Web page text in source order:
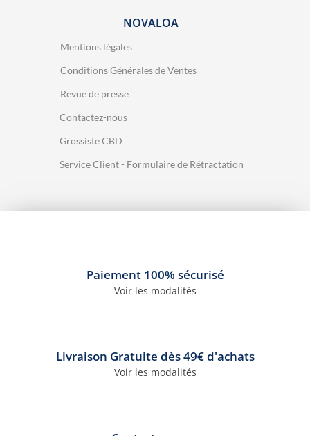
4 avis
NOVALOA
Mentions légales
Conditions Générales de Ventes
Revue de presse
Contactez-nous
Grossiste CBD
Service Client - Formulaire de Rétractation
Paiement 100% sécurisé
Voir les modalités
Livraison Gratuite dès 49€ d'achats
Voir les modalités